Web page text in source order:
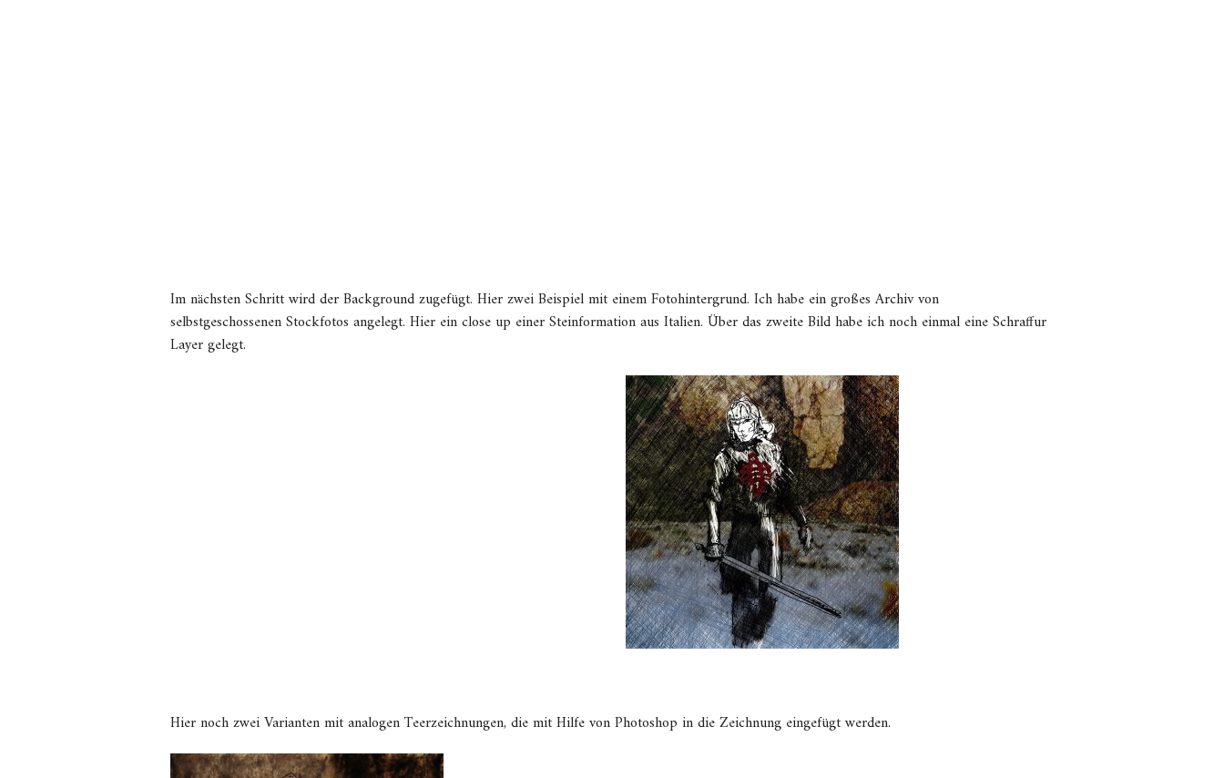
Im nächsten Schritt wird der Background zugefügt. Hier zwei Beispiel mit einem Fotohintergrund. Ich habe ein großes Archiv von
selbstgeschossenen Stockfotos angelegt. Hier ein close up einer Steinformation aus Italien. Über das zweite Bild habe ich noch einmal eine Schraffur
Layer gelegt.
Hier noch zwei Varianten mit analogen Teerzeichnungen, die mit Hilfe von Photoshop in die Zeichnung eingefügt werden.